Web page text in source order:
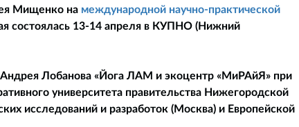
Мищенко на международной научно-практической
состоялась 13-14 апреля в КУПНО (Нижний
Лобанова «Йога ЛАМ и экоцентр «МиРАйЯ» при
университета правительства Нижегородской
исследований и разработок (Москва) и Европейской